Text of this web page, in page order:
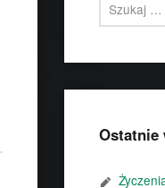
Ostatnie